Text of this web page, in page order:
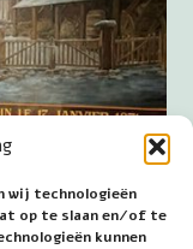
wij technologieën
op te slaan en/of te
kunnen